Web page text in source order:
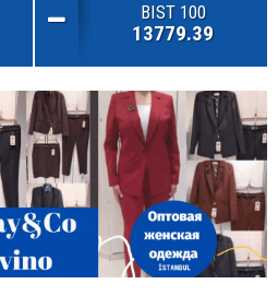
BIST 100
13779.39